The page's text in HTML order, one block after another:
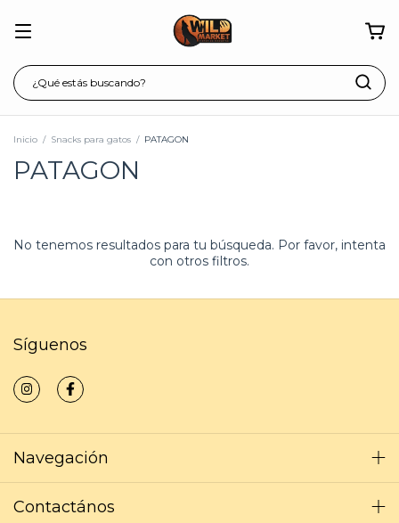
Inicio / Snacks para gatos / PATAGON
PATAGON
No tenemos resultados para tu búsqueda. Por favor, intenta
con otros filtros.
Síguenos
Navegación
Contactános